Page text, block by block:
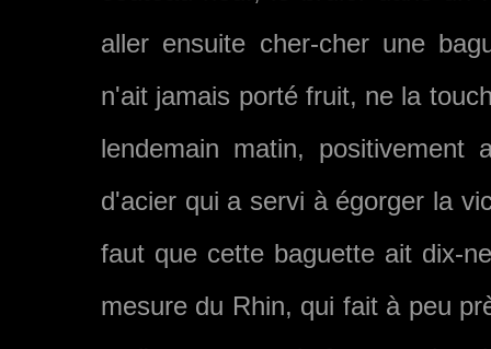
aller ensuite cher-cher une
n'ait jamais porté fruit, ne la
lendemain matin,
d'acier qui a servi à égorger la
faut que cette baguette ait dix-
mesure du Rhin, qui fait à peu